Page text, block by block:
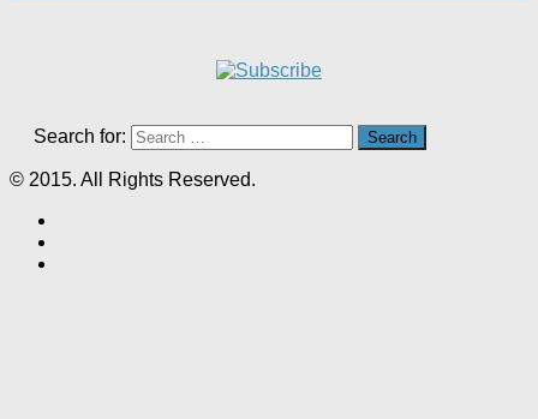
Search for:
© 2015. All Rights Reserved.